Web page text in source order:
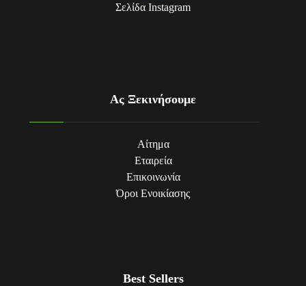
Σελίδα Instagram
Ας Ξεκινήσουμε
Αίτημα
Εταιρεία
Επικοινωνία
Όροι Eνοικίασης
Best Sellers